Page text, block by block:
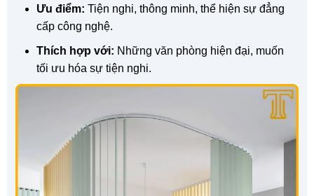
Ưu điểm: Tiện nghi, thông minh, thể hiện sự đẳng
cấp công nghệ.
Thích hợp với: Những văn phòng hiện đại, muốn
tối ưu hóa sự tiện nghi.